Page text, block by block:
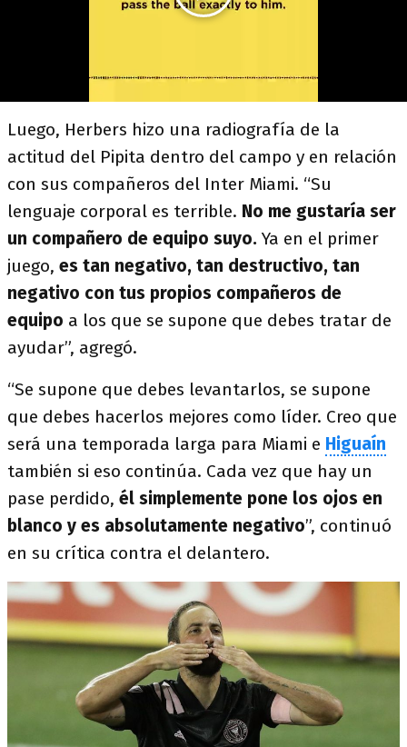
Luego, Herbers hizo una radiografía de la
actitud del Pipita dentro del campo y en relación
con sus compañeros del Inter Miami. “Su
lenguaje corporal es terrible. No me gustaría ser
un compañero de equipo suyo. Ya en el primer
juego, es tan negativo, tan destructivo, tan
negativo con tus propios compañeros de
equipo a los que se supone que debes tratar de
ayudar”, agregó.
“Se supone que debes levantarlos, se supone
que debes hacerlos mejores como líder. Creo que
será una temporada larga para Miami e Higuaín
también si eso continúa. Cada vez que hay un
pase perdido, él simplemente pone los ojos en
blanco y es absolutamente negativo”, continuó
en su crítica contra el delantero.